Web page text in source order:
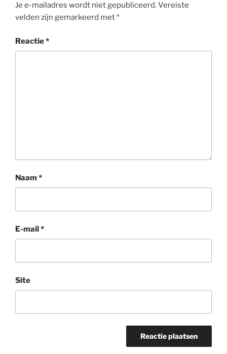
Je e-mailadres wordt niet gepubliceerd.Vereiste
velden zijn gemarkeerd met*
Reactie*
Naam*
E-mail*
Site